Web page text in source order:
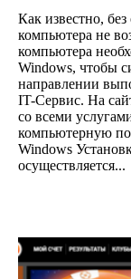
Как известно,
компьютера не
компьютера
Windows, чтобы
направлении
IT-Сервис. На
со всеми
компьютерную
Windows
осуществляется...